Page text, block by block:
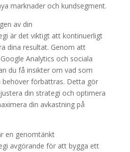
marknader och kundsegment.
av din
är det viktigt att kontinuerligt
dina resultat. Genom att
Analytics och sociala
du få insikter om vad som
förbättras. Detta gör
din strategi och optimera
din avkastning på
en genomtänkt
avgörande för att bygga ett